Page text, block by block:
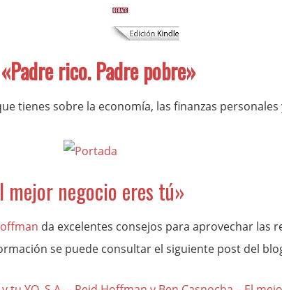
«Padre rico. Padre pobre»
tienes sobre la economía, las finanzas
mejor negocio eres tú»
da excelentes consejos para aprovechar las
se puede consultar el siguiente post del